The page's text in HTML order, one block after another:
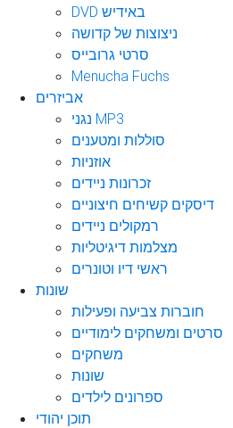
DVD באידיש
ניצוצות של קדושה
סרטי גרובייס
Menucha Fuchs
אביזרים
נגני MP3
סוללות ומטענים
אוזניות
זכרונות ניידים
דיסקים קשיחים חיצוניים
רמקולים ניידים
מצלמות דיגיטליות
ראשי דיו וטונרים
שונות
חוברות צביעה ופעילות
סרטים ומשחקים לימודיים
משחקים
שונות
ספרונים לילדים
תוכן יהודי